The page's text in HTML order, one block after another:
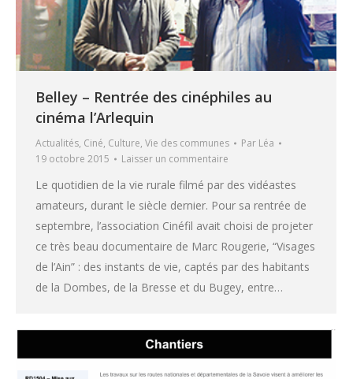
Belley – Rentrée des cinéphiles au
cinéma l’Arlequin
Actualités, Ciné, Culture, Vie des communes Par Léa
19 octobre 2015
Laisser un commentaire
Le quotidien de la vie rurale filmé par des vidéastes
amateurs, durant le siècle dernier. Pour sa rentrée de
septembre, l’association Cinéfil avait choisi de projeter
ce très beau documentaire de Marc Rougerie, “Visages
de l’Ain” : des instants de vie, captés par des habitants
de la Dombes, de la Bresse et du Bugey, entre…